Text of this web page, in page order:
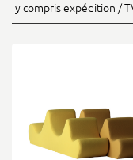
y compris expédition /